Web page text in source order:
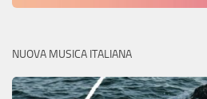
NUOVA MUSICA ITALIANA